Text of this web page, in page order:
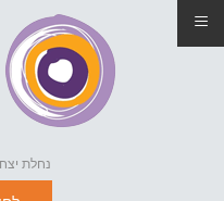
נחלת יצחק 32א', תל
≡